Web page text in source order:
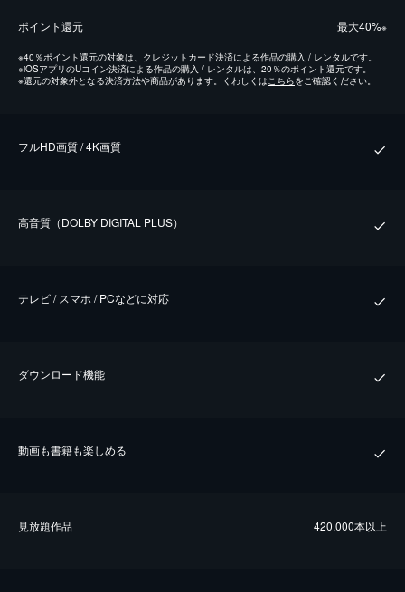
ポイント還元 最⼤40%※
※40％ポイント還元の対象は、クレジットカード決済による作品の購入 / レンタルです。
※iOSアプリのUコイン決済による作品の購入 / レンタルは、20％のポイント還元です。
※還元の対象外となる決済方法や商品があります。くわしくはこちらをご確認ください。
フルHD画質 / 4K画質
⾼⾳質（DOLBY DIGITAL PLUS）
テレビ / スマホ / PCなどに対応
ダウンロード機能
動画も書籍も楽しめる
⾒放題作品 420,000本以上